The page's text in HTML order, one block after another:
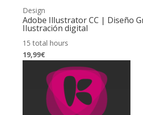
Design
Adobe Illustrator CC | Diseño
Ilustración digital
15 total hours
19,99€